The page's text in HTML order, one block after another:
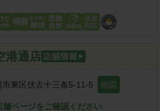
港通店
市東区伏古十三条5-11-5 地図
舗ページをご確認ください